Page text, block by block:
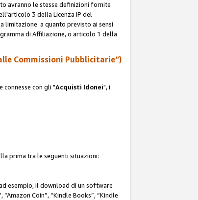
avranno le stesse definizioni fornite
3 della Licenza IP del
limitazione a quanto previsto ai sensi
di Affiliazione, o articolo 1 della
Commissioni Pubblicitarie”)
con gli "Acquisti Idonei", i
prima tra le seguenti situazioni:
esempio, il download di un software
Coin”, “Kindle Books”, “Kindle